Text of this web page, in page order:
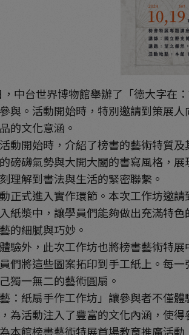
台世界博物館舉辦了「德大字在
與。活動開始時，特別邀請到策展
的文化意涵。
開始時，介紹了榜書的藝術特質及
磅礴氣勢與大開大闔的書寫風格，
理解到書法與生活的緊密聯繫。
式進入實作環節。本次工作坊邀請
紙漿中，讓學員們能夠做出充滿特
的細膩與巧妙。
外，此次工作坊也將榜書藝術特展
們將這些圖案拓印到手工紙上。每
獨一無二的藝術圓扇。
紙扇手作工作坊」讓參與者不僅體
為活動注入了豐富的文化內涵，使
館榜書藝術特展首場教育推廣活動